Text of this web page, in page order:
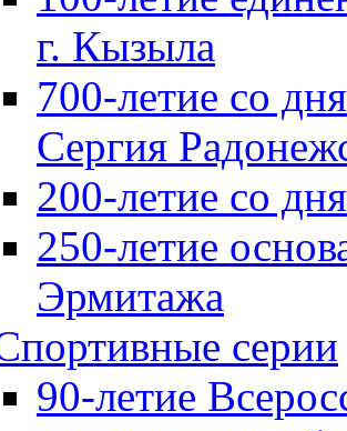
г. Кызыла
700-летие со
Сергия
200-летие со
250-летие
Эрмитажа
серии
90-летие